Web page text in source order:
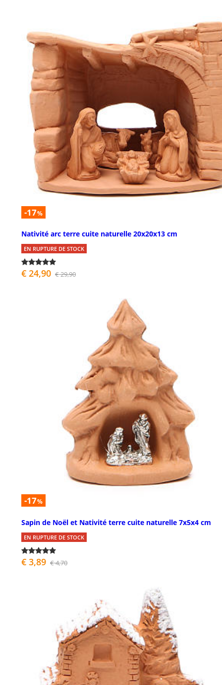
-17%
Nativité arc terre cuite naturelle 20x20x13 cm
EN RUPTURE DE STOCK
€ 24,90 € 29,90
-17%
Sapin de Noël et Nativité terre cuite naturelle 7x5x4 cm
EN RUPTURE DE STOCK
€ 3,89 € 4,70